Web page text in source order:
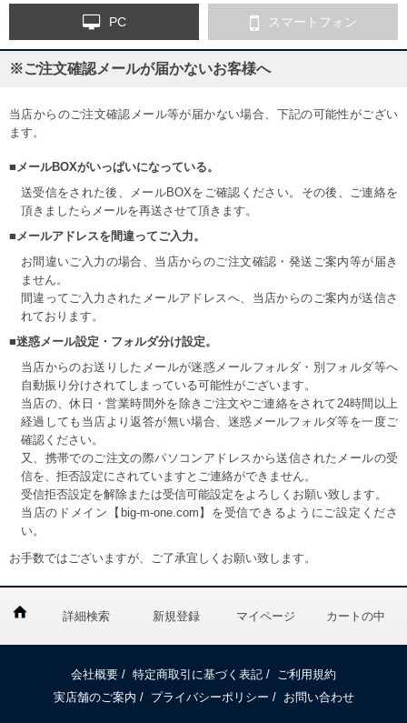
PC スマートフォン
※ご注文確認メールが届かないお客様へ
当店からのご注文確認メール等が届かない場合、下記の可能性がござい
ます。
■メールBOXがいっぱいになっている。
送受信をされた後、メールBOXをご確認ください。その後、ご連絡を
頂きましたらメールを再送させて頂きます。
■メールアドレスを間違ってご入力。
お間違いご入力の場合、当店からのご注文確認・発送ご案内等が届き
ません。
間違ってご入力されたメールアドレスへ、当店からのご案内が送信さ
れております。
■迷惑メール設定・フォルダ分け設定。
当店からのお送りしたメールが迷惑メールフォルダ・別フォルダ等へ
自動振り分けされてしまっている可能性がございます。
当店の、休日・営業時間外を除きご注文やご連絡をされて24時間以上
経過しても当店より返答が無い場合、迷惑メールフォルダ等を一度ご
確認ください。
又、携帯でのご注文の際パソコンアドレスから送信されたメールの受
信を、拒否設定にされていますとご連絡ができません。
受信拒否設定を解除または受信可能設定をよろしくお願い致します。
当店のドメイン【big-m-one.com】を受信できるようにご設定くださ
い。
お手数ではございますが、ご了承宜しくお願い致します。
詳細検索 新規登録 マイページ カートの中
会社概要 / 特定商取引に基づく表記 / ご利用規約
実店舗のご案内 / プライバシーポリシー / お問い合わせ